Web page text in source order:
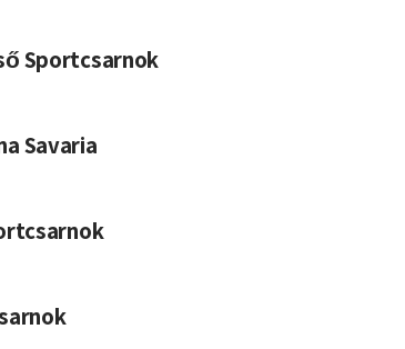
Sportcsarnok
Savaria